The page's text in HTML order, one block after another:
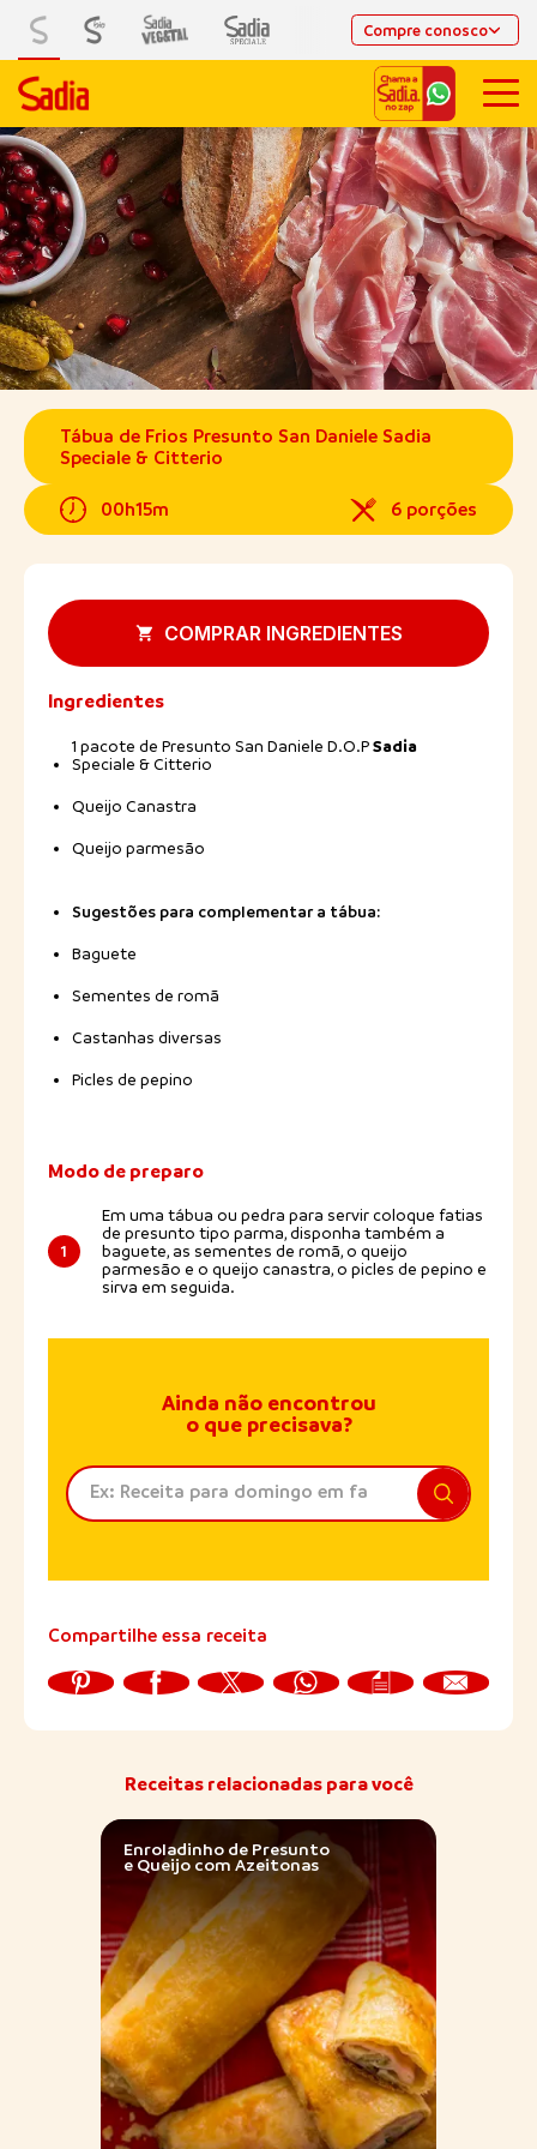
Compre conosco
Tábua de Frios Presunto San Daniele Sadia
Speciale & Citterio
00h15m 6 porções
COMPRAR INGREDIENTES
Ingredientes
1 pacote de Presunto San Daniele D.O.P Sadia
Speciale & Citterio
Queijo Canastra
Queijo parmesão
Sugestões para complementar a tábua:
Baguete
Sementes de romã
Castanhas diversas
Picles de pepino
Modo de preparo
1
Em uma tábua ou pedra para servir coloque fatias
de presunto tipo parma, disponha também a
baguete, as sementes de romã, o queijo
parmesão e o queijo canastra, o picles de pepino e
sirva em seguida.
Ainda não encontrou
o que precisava?
Compartilhe essa receita
Receitas relacionadas para você
Enroladinho de Presunto
e Queijo com Azeitonas